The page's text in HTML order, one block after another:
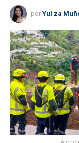
por Yuliza